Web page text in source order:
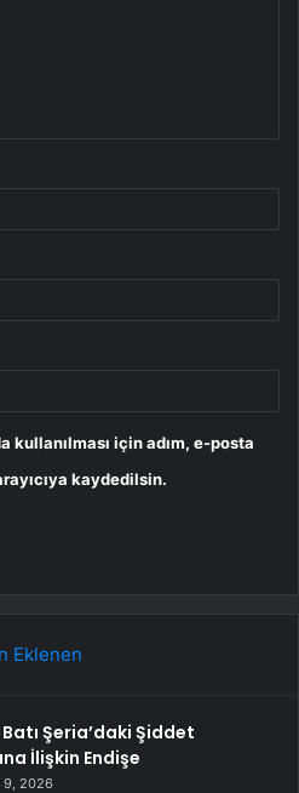
kullanılması için adım, e-posta
kaydedilsin.
Eklenen
Batı Şeria’daki Şiddet
İlişkin Endişe
9, 2026